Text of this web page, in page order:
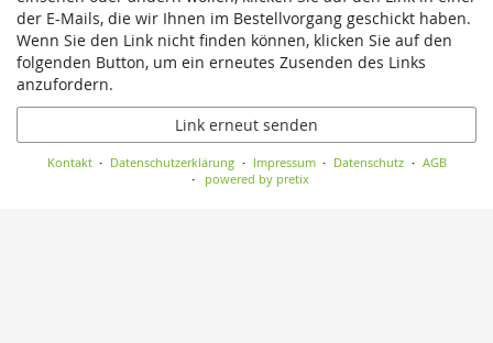
der E-Mails, die wir Ihnen im Bestellvorgang geschickt haben.
Wenn Sie den Link nicht finden können, klicken Sie auf den
folgenden Button, um ein erneutes Zusenden des Links
anzufordern.
Link erneut senden
Kontakt Datenschutzerklärung Impressum Datenschutz
AGB
powered by pretix